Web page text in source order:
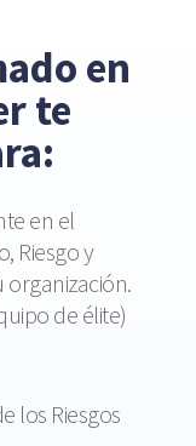
en
te
en el
Riesgo y
de élite)
los Riesgos